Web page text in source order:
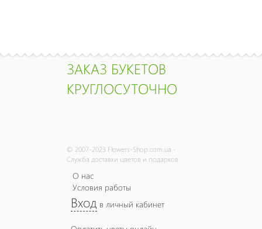
ЗАКАЗ БУКЕТОВ
КРУГЛОСУТОЧНО
© 2007-2023 Flowers-Shop.com.ua -
Служба доставки цветов и подарков
О нас
Условия работы
Вход в личный кабинет